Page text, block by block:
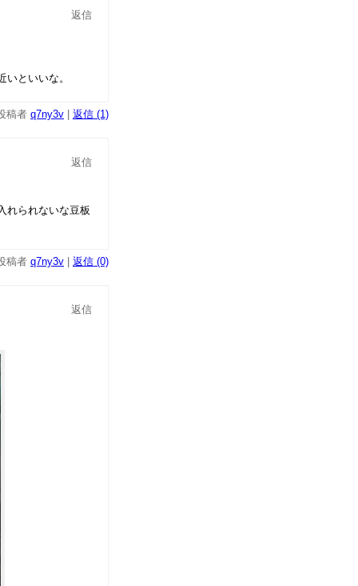
返信
といいな。
稿者 q7ny3v 返信 (1)
返信
れられないな豆板
稿者 q7ny3v 返信 (0)
返信